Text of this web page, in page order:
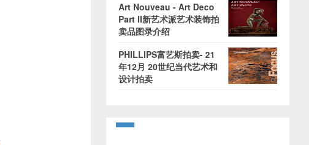
Art Nouveau - Art Deco
Part II新艺术派艺术装饰拍
卖品图录介绍
PHILLIPS富艺斯拍卖- 21
年12月 20世纪当代艺术和
设计拍卖